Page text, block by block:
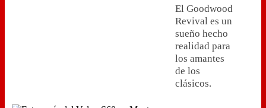
El Goodwood
Revival es un
sueño hecho
realidad para
los amantes
de los
clásicos.